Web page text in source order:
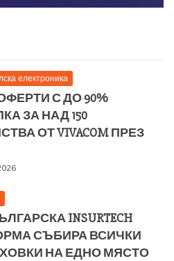
електроника
С ДО 90%
ЗА НАД 150
ОТ VIVACOM ПРЕЗ
INSURTECH
СЪБИРА ВСИЧКИ
НА ЕДНО МЯСТО